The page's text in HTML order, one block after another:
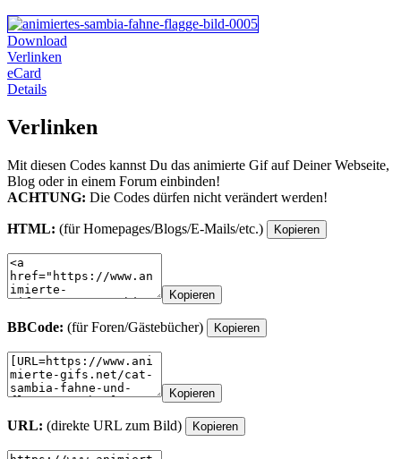
Download
Verlinken
eCard
Details
Verlinken
Mit diesen Codes kannst Du das animierte Gif auf Deiner Webseite,
Blog oder in einem Forum einbinden!
ACHTUNG: Die Codes dürfen nicht verändert werden!
HTML: (für Homepages/Blogs/E-Mails/etc.) Kopieren
Kopieren
BBCode: (für Foren/Gästebücher) Kopieren
Kopieren
URL: (direkte URL zum Bild) Kopieren